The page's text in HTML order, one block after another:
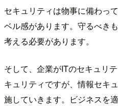
セキュリティは物事に備わっ
ベル感があります。守るべき
考える必要があります。
そして、企業がITのセキュリ
キュリティですが、情報セキ
施していきます。ビジネスを